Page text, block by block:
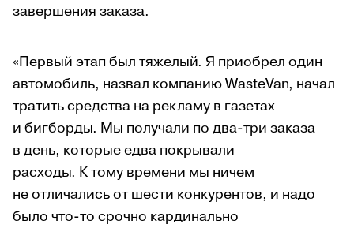
завершения заказа.
«Первый этап был тяжелый. Я приобрел один
автомобиль, назвал компанию WasteVan, начал
тратить средства на рекламу в газетах
и бигборды. Мы получали по два-три заказа
в день, которые едва покрывали
расходы. К тому времени мы ничем
не отличались от шести конкурентов, и надо
было что-то срочно кардинально